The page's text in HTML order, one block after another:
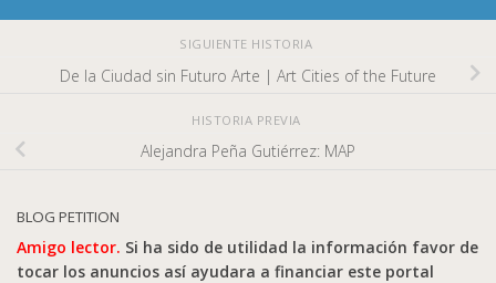
SIGUIENTE HISTORIA
De la Ciudad sin Futuro Arte | Art Cities of the Future
HISTORIA PREVIA
Alejandra Peña Gutiérrez: MAP
BLOG PETITION
Amigo lector. Si ha sido de utilidad la información favor de
tocar los anuncios así ayudara a financiar este portal